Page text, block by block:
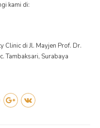
kami di:
Clinic di Jl. Mayjen Prof. Dr.
Tambaksari, Surabaya